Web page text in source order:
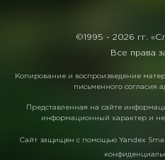
©1995 - 2026 гг.
Все права
Копирование и воспроизведение
письменного согласия
Представленная на сайте
информационный характер и не
Сайт защищен с помощью Yandex